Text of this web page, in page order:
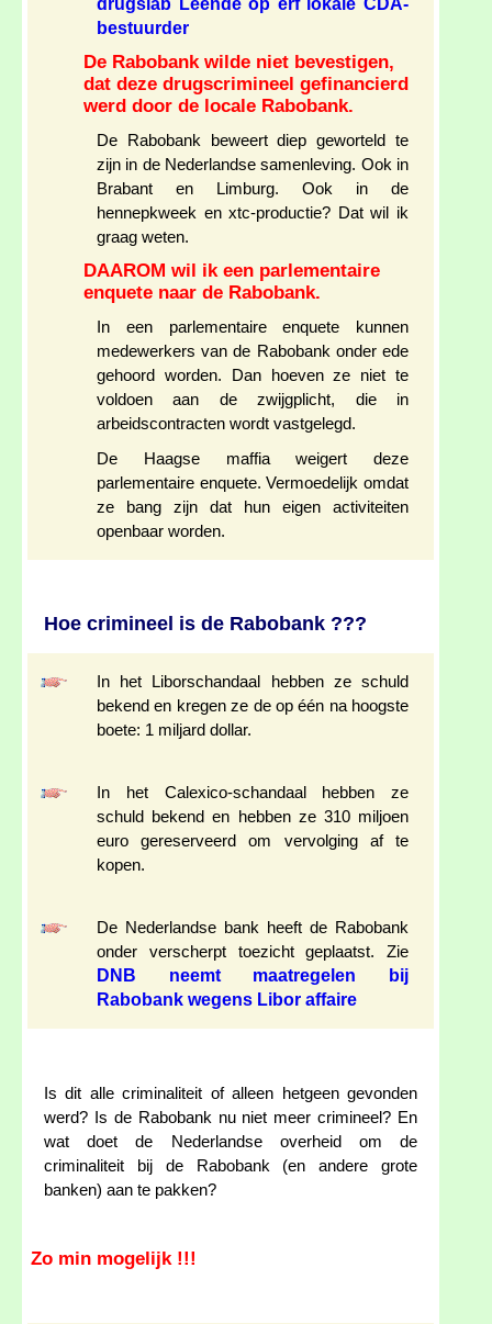
drugslab Leende op erf lokale CDA-
bestuurder
De Rabobank wilde niet bevestigen,
dat deze drugscrimineel gefinancierd
werd door de locale Rabobank.
De Rabobank beweert diep geworteld te
zijn in de Nederlandse samenleving. Ook in
Brabant en Limburg. Ook in de
hennepkweek en xtc-productie? Dat wil ik
graag weten.
DAAROM wil ik een parlementaire
enquete naar de Rabobank.
In een parlementaire enquete kunnen
medewerkers van de Rabobank onder ede
gehoord worden. Dan hoeven ze niet te
voldoen aan de zwijgplicht, die in
arbeidscontracten wordt vastgelegd.
De Haagse maffia weigert deze
parlementaire enquete. Vermoedelijk omdat
ze bang zijn dat hun eigen activiteiten
openbaar worden.
Hoe crimineel is de Rabobank ???
In het Liborschandaal hebben ze schuld
bekend en kregen ze de op één na hoogste
boete: 1 miljard dollar.
In het Calexico-schandaal hebben ze
schuld bekend en hebben ze 310 miljoen
euro gereserveerd om vervolging af te
kopen.
De Nederlandse bank heeft de Rabobank
onder verscherpt toezicht geplaatst. Zie
DNB neemt maatregelen bij
Rabobank wegens Libor affaire
Is dit alle criminaliteit of alleen hetgeen gevonden
werd? Is de Rabobank nu niet meer crimineel? En
wat doet de Nederlandse overheid om de
criminaliteit bij de Rabobank (en andere grote
banken) aan te pakken?
Zo min mogelijk !!!